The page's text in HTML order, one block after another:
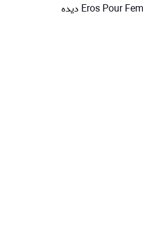
شیشه، نام و نشان تجاری ورساچه به‌خوبی دیده می‌شود. در پایین نام ورساچه، نام Eros Pour Femme دیده